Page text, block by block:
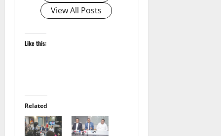
View All Posts
Like this:
Related